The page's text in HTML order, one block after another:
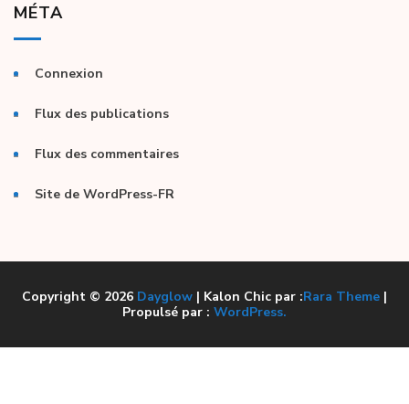
MÉTA
Connexion
Flux des publications
Flux des commentaires
Site de WordPress-FR
Copyright © 2026 Dayglow | Kalon Chic par :Rara Theme |
Propulsé par : WordPress.